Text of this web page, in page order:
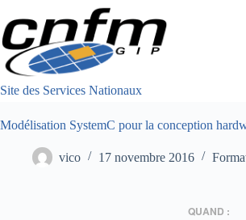
au
contenu
Site des Services Nationaux
Modélisation SystemC pour la conception
vico 17 novembre 2016
QUAND :